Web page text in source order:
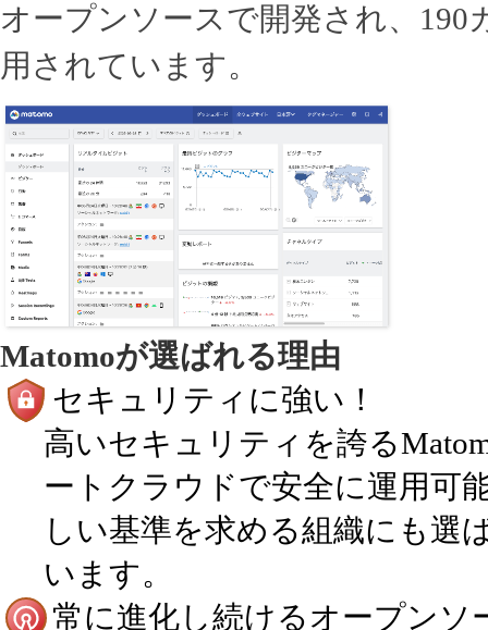
オープンソースで開発され、190
用されています。
Matomoが選ばれる理由
セキュリティに強い！
高いセキュリティを誇る
ートクラウドで安全に運用可
しい基準を求める組織にも選
います。
常に進化し続けるオープンソ